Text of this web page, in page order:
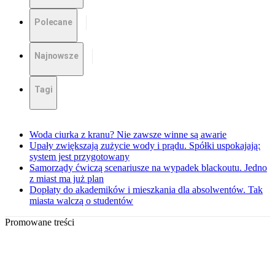
Polecane
Najnowsze
Tagi
Woda ciurka z kranu? Nie zawsze winne są awarie
Upały zwiększają zużycie wody i prądu. Spółki uspokajają:
system jest przygotowany
Samorządy ćwiczą scenariusze na wypadek blackoutu. Jedno
z miast ma już plan
Dopłaty do akademików i mieszkania dla absolwentów. Tak
miasta walczą o studentów
Promowane treści